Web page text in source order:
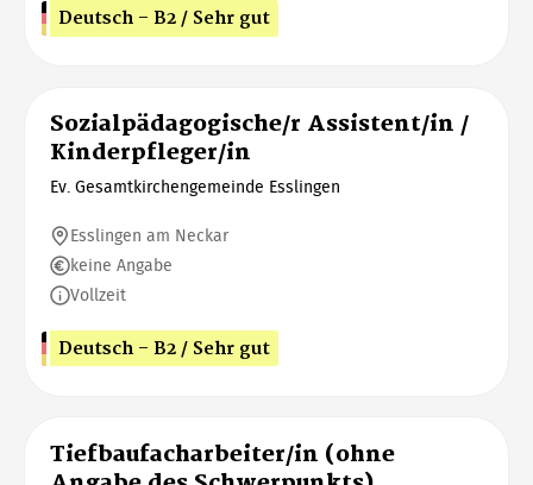
Deutsch - B2 / Sehr gut
Sozialpädagogische/r Assistent/in /
Kinderpfleger/in
Ev. Gesamtkirchengemeinde Esslingen
Esslingen am Neckar
keine Angabe
Vollzeit
Deutsch - B2 / Sehr gut
Tiefbaufacharbeiter/in (ohne